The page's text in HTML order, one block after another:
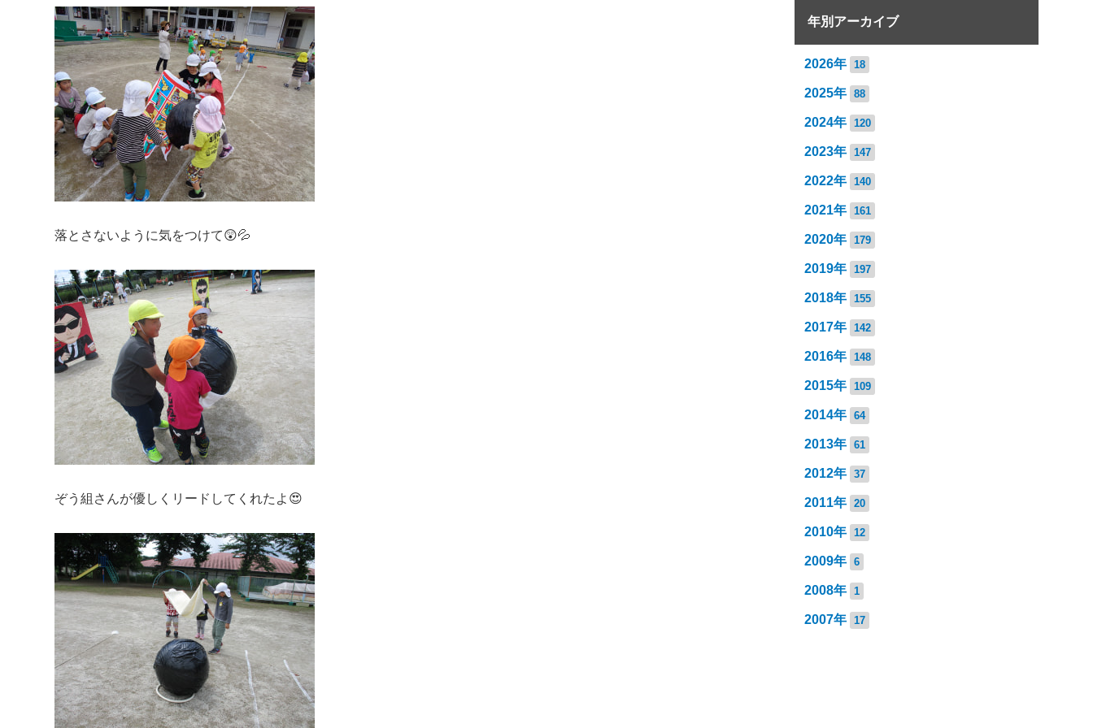
落とさないように気をつけて😲💦
ぞう組さんが優しくリードしてくれたよ😍
年別アーカイブ
2026年 18
2025年 88
2024年 120
2023年 147
2022年 140
2021年 161
2020年 179
2019年 197
2018年 155
2017年 142
2016年 148
2015年 109
2014年 64
2013年 61
2012年 37
2011年 20
2010年 12
2009年 6
2008年 1
2007年 17